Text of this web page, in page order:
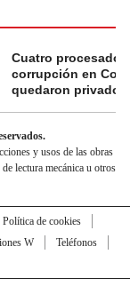
Cuatro
corrupción en
quedaron
y usos de las obras
lectura mecánica u otros
Política de cookies
W
Teléfonos